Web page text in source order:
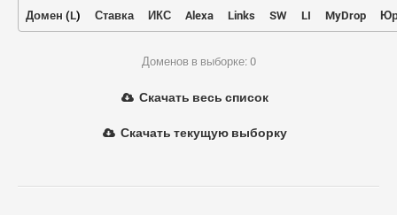
Домен (L) Ставка ИКС Alexa Links SW LI MyDrop
Доменов в выборке: 0
Скачать весь список
Скачать текущую выборку